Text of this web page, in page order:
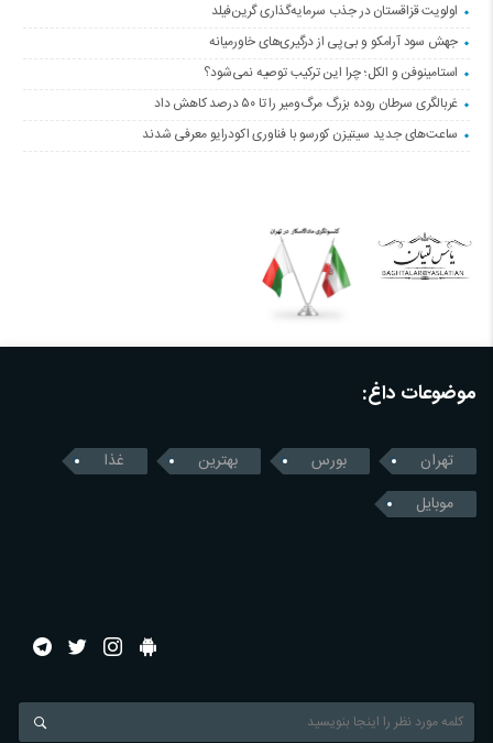
اولویت قزاقستان در جذب سرمایه‌گذاری گرین‌فیلد
جهش سود آرامکو و بی‌پی از درگیری‌های خاورمیانه
استامینوفن و الکل؛ چرا این ترکیب توصیه نمی‌شود؟
غربالگری سرطان روده بزرگ مرگ‌ومیر را تا ۵۰ درصد کاهش داد
ساعت‌های جدید سیتیزن کورسو با فناوری اکودرایو معرفی شدند
موضوعات داغ:
تهران بورس بهترین
غذا
موبایل